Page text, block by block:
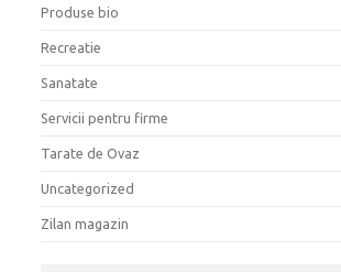
Produse bio
Recreatie
Sanatate
Servicii pentru firme
Tarate de Ovaz
Uncategorized
Zilan magazin